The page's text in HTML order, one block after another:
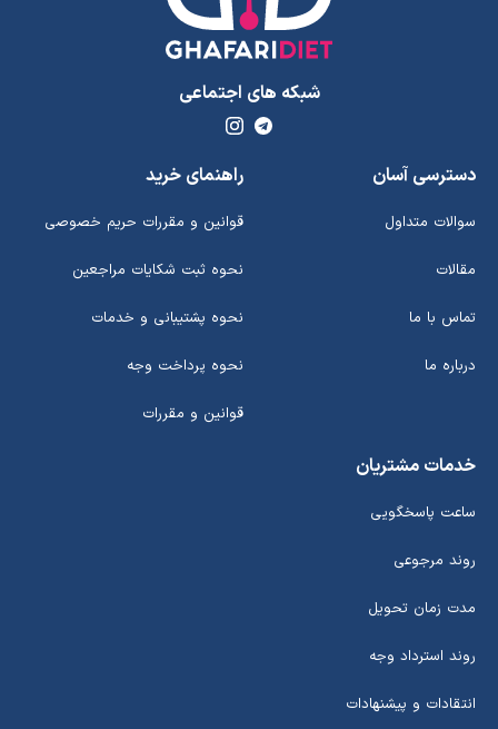
شبکه های اجتماعی
دسترسی آسان
سوالات متداول
مقالات
تماس با ما
درباره ما
راهنمای خرید
قوانین و مقررات حریم خصوصی
نحوه ثبت شکایات مراجعین
نحوه پشتیبانی و خدمات
نحوه پرداخت وجه
قوانین و مقررات
خدمات مشتریان
ساعت پاسخگویی
روند مرجوعی
مدت زمان تحویل
روند استرداد وجه
انتقادات و پیشنهادات